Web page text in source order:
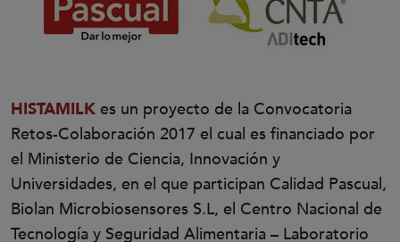
HISTAMILK es un proyecto de la Convocatoria
Retos-Colaboración 2017 el cual es financiado por
el Ministerio de Ciencia, Innovación y
Universidades, en el que participan Calidad Pascual,
Biolan Microbiosensores S.L, el Centro Nacional de
Tecnología y Seguridad Alimentaria – Laboratorio